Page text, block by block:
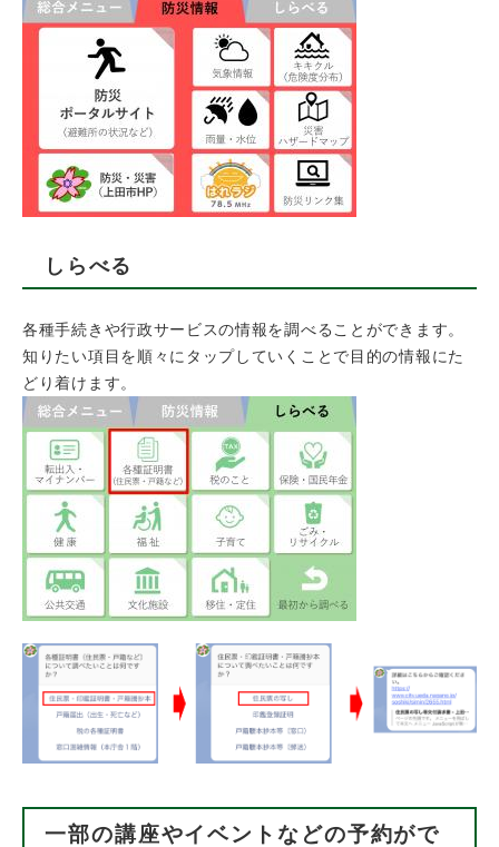
しらべる
​各種手続きや行政サービスの情報を調べることができます。
知りたい項目を順々にタップしていくことで目的の情報にた
どり着けます。
一部の講座やイベントなどの予約がで